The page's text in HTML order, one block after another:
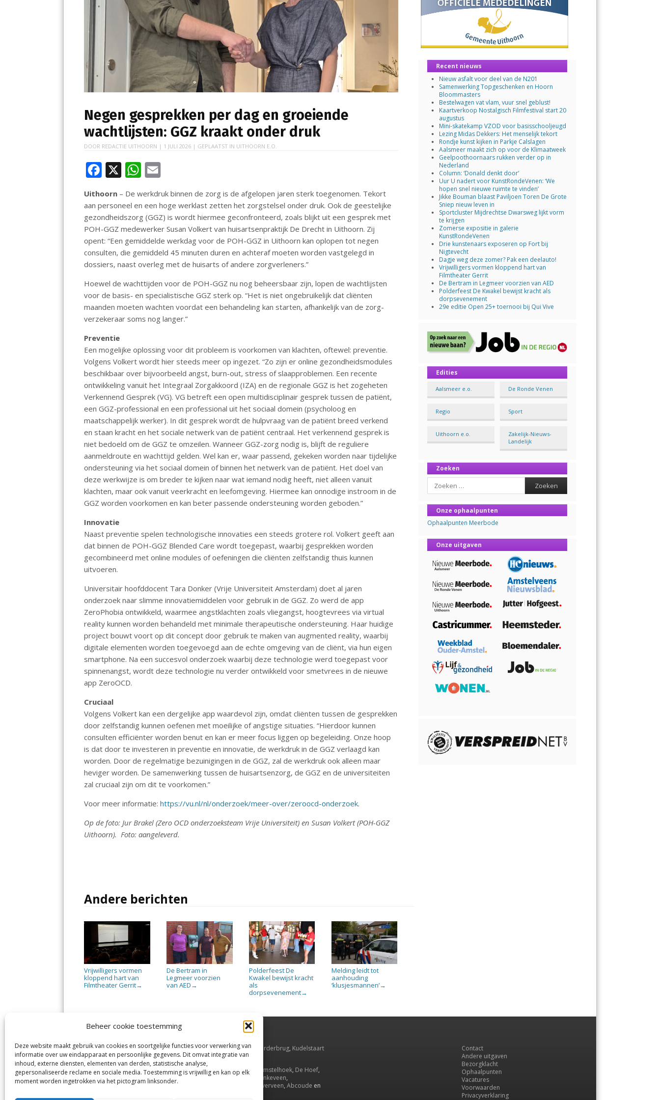
Beheer cookie toestemming
Deze website maakt gebruik van cookies en soortgelijke functies voor verwerking van
informatie over uw eindapparaat en persoonlijke gegevens. Dit omvat integratie van
inhoud, externe diensten, elementen van derden, statistische analyse,
gepersonaliseerde reclame en sociale media. Toestemming is vrijwillig en kan op elk
moment worden ingetrokken via het pictogram linksonder.
Negen gesprekken per dag en groeiende
wachtlijsten: GGZ kraakt onder druk
DOOR REDACTIE UITHOORN | 1 JULI 2026 | GEPLAATST IN UITHOORN E.O.
F
ac
e
b
o
o
k
X W
h
at
s
A
p
p
ai
l
Uithoorn – De werkdruk binnen de zorg is de afgelopen jaren sterk toegenomen. Tekort
aan personeel en een hoge werklast zetten het zorgstelsel onder druk. Ook de geestelijke
gezondheidszorg (GGZ) is wordt hiermee geconfronteerd, zoals blijkt uit een gesprek met
POH-GGZ medewerker Susan Volkert van huisartsenpraktijk De Drecht in Uithoorn. Zij
opent: “Een gemiddelde werkdag voor de POH-GGZ in Uithoorn kan oplopen tot negen
consulten, die gemiddeld 45 minuten duren en achteraf moeten worden vastgelegd in
dossiers, naast overleg met de huisarts of andere zorgverleners.”
Hoewel de wachttijden voor de POH-GGZ nu nog beheersbaar zijn, lopen de wachtlijsten
voor de basis- en specialistische GGZ sterk op. “Het is niet ongebruikelijk dat cliënten
maanden moeten wachten voordat een behandeling kan starten, afhankelijk van de zorg-
verzekeraar soms nog langer.”
Preventie
Een mogelijke oplossing voor dit probleem is voorkomen van klachten, oftewel: preventie.
Volgens Volkert wordt hier steeds meer op ingezet. “Zo zijn er online gezondheidsmodules
beschikbaar over bijvoorbeeld angst, burn-out, stress of slaapproblemen. Een recente
ontwikkeling vanuit het Integraal Zorgakkoord (IZA) en de regionale GGZ is het zogeheten
Verkennend Gesprek (VG). VG betreft een open multidisciplinair gesprek tussen de patiënt,
een GGZ-professional en een professional uit het sociaal domein (psycholoog en
maatschappelijk werker). In dit gesprek wordt de hulpvraag van de patiënt breed verkend
en staan kracht en het sociale netwerk van de patiënt centraal. Het verkennend gesprek is
niet bedoeld om de GGZ te omzeilen. Wanneer GGZ-zorg nodig is, blijft de reguliere
aanmeldroute en wachttijd gelden. Wel kan er, waar passend, gekeken worden naar tijdelijke
ondersteuning via het sociaal domein of binnen het netwerk van de patiënt. Het doel van
deze werkwijze is om breder te kijken naar wat iemand nodig heeft, niet alleen vanuit
klachten, maar ook vanuit veerkracht en leefomgeving. Hiermee kan onnodige instroom in de
GGZ worden voorkomen en kan beter passende ondersteuning worden geboden.”
Innovatie
Naast preventie spelen technologische innovaties een steeds grotere rol. Volkert geeft aan
dat binnen de POH-GGZ Blended Care wordt toegepast, waarbij gesprekken worden
gecombineerd met online modules of oefeningen die cliënten zelfstandig thuis kunnen
uitvoeren.
Universitair hoofddocent Tara Donker (Vrije Universiteit Amsterdam) doet al jaren
onderzoek naar slimme innovatiemiddelen voor gebruik in de GGZ. Zo werd de app
ZeroPhobia ontwikkeld, waarmee angstklachten zoals vliegangst, hoogtevrees via virtual
reality kunnen worden behandeld met minimale therapeutische ondersteuning. Haar huidige
project bouwt voort op dit concept door gebruik te maken van augmented reality, waarbij
digitale elementen worden toegevoegd aan de echte omgeving van de cliënt, via hun eigen
smartphone. Na een succesvol onderzoek waarbij deze technologie werd toegepast voor
spinnenangst, wordt deze technologie nu verder ontwikkeld voor smetvrees in de nieuwe
app ZeroOCD.
Cruciaal
Volgens Volkert kan een dergelijke app waardevol zijn, omdat cliënten tussen de gesprekken
door zelfstandig kunnen oefenen met moeilijke of angstige situaties. “Hierdoor kunnen
consulten efficiënter worden benut en kan er meer focus liggen op begeleiding. Onze hoop
is dat door te investeren in preventie en innovatie, de werkdruk in de GGZ verlaagd kan
worden. Door de regelmatige bezuinigingen in de GGZ, zal de werkdruk ook alleen maar
heviger worden. De samenwerking tussen de huisartsenzorg, de GGZ en de universiteiten
zal cruciaal zijn om dit te voorkomen.”
Voor meer informatie:https://vu.nl/nl/onderzoek/meer-over/zeroocd-onderzoek.
Op de foto: Jur Brakel (Zero OCD onderzoeksteam Vrije Universiteit) en Susan Volkert (POH-GGZ
Uithoorn). Foto: aangeleverd.
Andere berichten
Vrijwilligers vormen
kloppend hart van
Filmtheater Gerrit→
De Bertram in
Legmeer voorzien
van AED →
Polderfeest De
Kwakel bewijst kracht
als
dorpsevenement→
Melding leidt tot
aanhouding
‘klusjesmannen’→
Recent nieuws
Nieuw asfalt voor deel van de N201
Samenwerking Topgeschenken en Hoorn
Bloommasters
Bestelwagen vat vlam, vuur snel geblust!
Kaartverkoop Nostalgisch Filmfestival start 20
augustus
Mini-skatekamp VZOD voor basisschooljeugd
Lezing Midas Dekkers: Het menselijk tekort
Rondje kunst kijken in Parkje Calslagen
Aalsmeer maakt zich op voor de Klimaatweek
Geelpoothoornaars rukken verder op in
Nederland
Column: ‘Donald denkt door’
Uur U nadert voor KunstRondeVenen: ‘We
hopen snel nieuwe ruimte te vinden’
Jikke Bouman blaast Paviljoen Toren De Grote
Sniep nieuw leven in
Sportcluster Mijdrechtse Dwarsweg lijkt vorm
te krijgen
Zomerse expositie in galerie
KunstRondeVenen
Drie kunstenaars exposeren op Fort bij
Nigtevecht
Dagje weg deze zomer? Pak een deelauto!
Vrijwilligers vormen kloppend hart van
Filmtheater Gerrit
De Bertram in Legmeer voorzien van AED
Polderfeest De Kwakel bewijst kracht als
dorpsevenement
29e editie Open 25+ toernooi bij Qui Vive
Edities
Aalsmeer e.o. De Ronde Venen
Regio Sport
Uithoorn e.o.
Zakelijk-Nieuws-
Landelijk
Zoeken
Search
Onze ophaalpunten
Ophaalpunten Meerbode
Onze uitgaven
De Nieuwe Meerbode
Visserstraat 10
1431 GJ Aalsmeer
0297-341900
info@meerbode.nl
Aalsmeer,Aalsmeerderbrug, Kudelstaart
enOude Meer
De Ronde Venen
Amstelhoek, De Hoef,
Mijdrecht , Vinkeveen,
Waverveen, Abcoude en
Contact
Andere uitgaven
Bezorgklacht
Ophaalpunten
Vacatures
Voorwaarden
Privacyverklaring